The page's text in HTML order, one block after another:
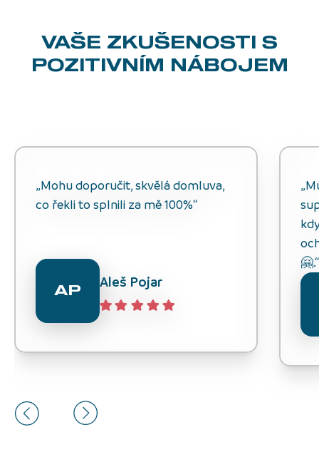
VAŠE ZKUŠENOSTI S
POZITIVNÍM NÁBOJEM
„Mohu doporučit, skvělá domluva,
co řekli to splnili za mě 100%“
AP Aleš Pojar